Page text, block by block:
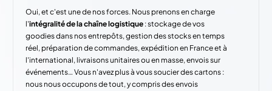
Oui, et c'est une de nos forces. Nous prenons en charge
l'intégralité de la chaîne logistique : stockage de vos
goodies dans nos entrepôts, gestion des stocks en temps
réel, préparation de commandes, expédition en France et à
l'international, livraisons unitaires ou en masse, envois sur
événements… Vous n'avez plus à vous soucier des cartons :
nous nous occupons de tout, y compris des envois